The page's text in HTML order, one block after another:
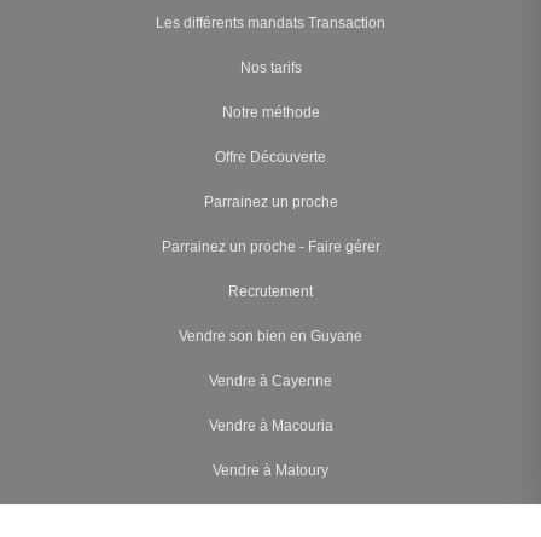
Les différents mandats Transaction
Nos tarifs
Notre méthode
Offre Découverte
Parrainez un proche
Parrainez un proche - Faire gérer
Recrutement
Vendre son bien en Guyane
Vendre à Cayenne
Vendre à Macouria
Vendre à Matoury